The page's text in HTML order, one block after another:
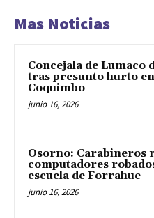
Mas Noticias
Concejala de Lumaco
tras presunto hurto
Coquimbo
junio 16, 2026
Osorno: Carabineros
computadores
escuela de Forrahue
junio 16, 2026